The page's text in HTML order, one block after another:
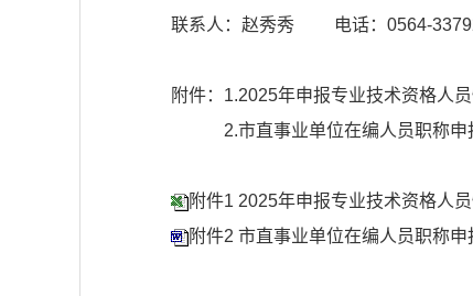
联系人：赵秀秀 电话：0564-
附件：1.2025年申报专业技术资格人
2.市直事业单位在编人员职称申
附件1 2025年申报专业技术资格人
附件2 市直事业单位在编人员职称